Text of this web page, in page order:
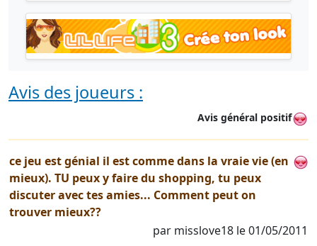
Avis des joueurs :
Avis général positif
ce jeu est génial il est comme dans la vraie vie (en
mieux). TU peux y faire du shopping, tu peux
discuter avec tes amies... Comment peut on
trouver mieux??
par misslove18 le 01/05/2011